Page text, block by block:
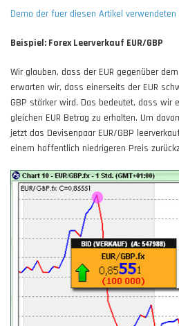
Demo der fuer diesen Artikel
Beispiel: Forex Leerverkauf EUR/GBP
Wir glauben, dass der EUR gegenüber dem
erwarten wir, dass einerseits der EUR
GBP stärker wird. Das bedeutet, dass wir
gleichen EUR Betrag zu erhalten. Um
jetzt das Devisenpaar EUR/GBP
einem hoffentlich niedrigeren Preis